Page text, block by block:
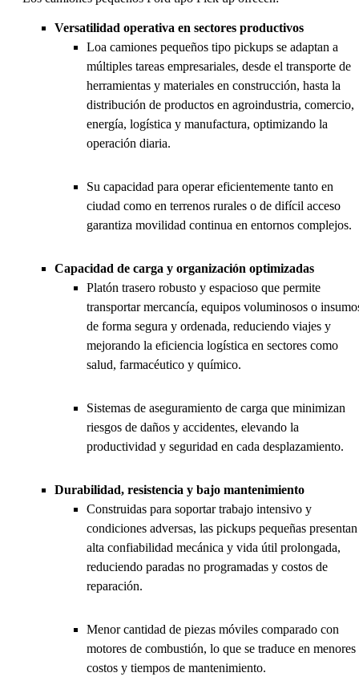
Versatilidad operativa en sectores productivos
Loa camiones pequeños tipo pickups se adaptan a
múltiples tareas empresariales, desde el transporte de
herramientas y materiales en construcción, hasta la
distribución de productos en agroindustria, comercio,
energía, logística y manufactura, optimizando la
operación diaria.
Su capacidad para operar eficientemente tanto en
ciudad como en terrenos rurales o de difícil acceso
garantiza movilidad continua en entornos complejos.
Capacidad de carga y organización optimizadas
Platón trasero robusto y espacioso que permite
transportar mercancía, equipos voluminosos o
de forma segura y ordenada, reduciendo viajes y
mejorando la eficiencia logística en sectores como
salud, farmacéutico y químico.
Sistemas de aseguramiento de carga que minimizan
riesgos de daños y accidentes, elevando la
productividad y seguridad en cada desplazamiento.
Durabilidad, resistencia y bajo mantenimiento
Construidas para soportar trabajo intensivo y
condiciones adversas, las pickups pequeñas presentan
alta confiabilidad mecánica y vida útil prolongada,
reduciendo paradas no programadas y costos de
reparación.
Menor cantidad de piezas móviles comparado con
motores de combustión, lo que se traduce en menores
costos y tiempos de mantenimiento.